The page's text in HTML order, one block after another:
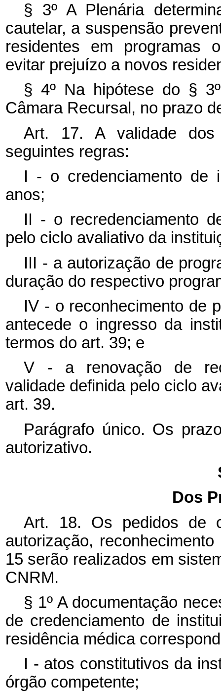
§ 3º A Plenária
cautelar, a suspensão
residentes em programas
evitar prejuízo a novos
§ 4º Na hipótese do §
Câmara Recursal, no prazo
Art. 17. A validade dos
seguintes regras:
I - o credenciamento de
anos;
II - o recredenciamento
pelo ciclo avaliativo da
III - a autorização de
duração do respectivo
IV - o reconhecimento de
antecede o ingresso da
termos do art. 39; e
V - a renovação de
validade definida pelo ciclo
art. 39.
Parágrafo único. Os
autorizativo.
Dos
Art. 18. Os pedidos de
autorização,
15 serão realizados em
CNRM.
§ 1º A documentação
de credenciamento de
residência médica
I - atos constitutivos da
órgão competente;